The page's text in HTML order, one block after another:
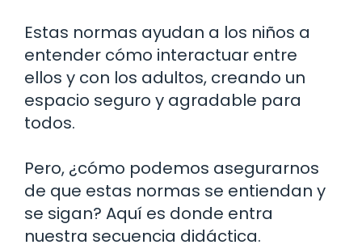
Estas normas ayudan a los niños a
entender cómo interactuar entre
ellos y con los adultos, creando un
espacio seguro y agradable para
todos.
Pero, ¿cómo podemos asegurarnos
de que estas normas se entiendan y
se sigan? Aquí es donde entra
nuestra secuencia didáctica.